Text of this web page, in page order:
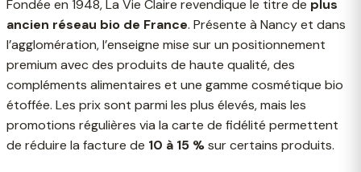
Fondée en 1948, La Vie Claire revendique le titre de plus
ancien réseau bio de France. Présente à Nancy et dans
l’agglomération, l’enseigne mise sur un positionnement
premium avec des produits de haute qualité, des
compléments alimentaires et une gamme cosmétique bio
étoffée. Les prix sont parmi les plus élevés, mais les
promotions régulières via la carte de fidélité permettent
de réduire la facture de 10 à 15 %sur certains produits.